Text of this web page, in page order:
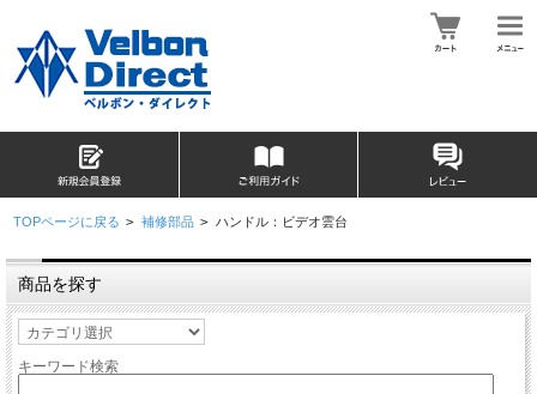
TOPページに戻る > 補修部品 > ハンドル：ビデオ雲台
商品を探す
キーワード検索